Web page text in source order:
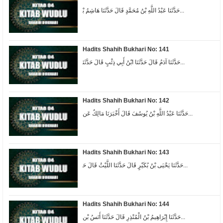
Hadits Shahih Bukhari No: 141
Hadits Shahih Bukhari No: 142
ﺣَﺪَّﺛَﻨَﺎ ﻋَﺒْﺪُ ﺍﻟﻠَّﻪِ ﺑْﻦُ ﻳُﻮﺳُﻒَ ﻗَﺎﻝَ ﺃَﺧْﺒَﺮَﻧَﺎ ﻣَﺎﻟِﻚٌ ﻋَﻦ...
Hadits Shahih Bukhari No: 143
ﺣَﺪَّﺛَﻨَﺎ ﻳَﺤْﻴَﻰ ﺑْﻦُ ﺑُﻜَﻴْﺮٍ ﻗَﺎﻝَ ﺣَﺪَّﺛَﻨَﺎ ﺍﻟﻠَّﻴْﺚُ ﻗَﺎﻝَ ﺣَ...
Hadits Shahih Bukhari No: 144
ﺣَﺪَّﺛَﻨَﺎ ﺇِﺑْﺮَﺍﻫِﻴﻢُ ﺑْﻦُ ﺍﻟْﻤُﻨْﺬِﺭِ ﻗَﺎﻝَ ﺣَﺪَّﺛَﻨَﺎ ﺃَﻧَﺲُ ﺑْﻦ...